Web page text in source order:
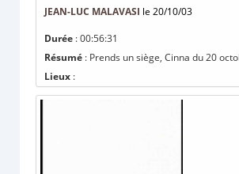
JEAN-LUC MALAVASI le 20/10/03
Durée : 00:56:31
Résumé : Prends un siège, Cinna du 20
Lieux :